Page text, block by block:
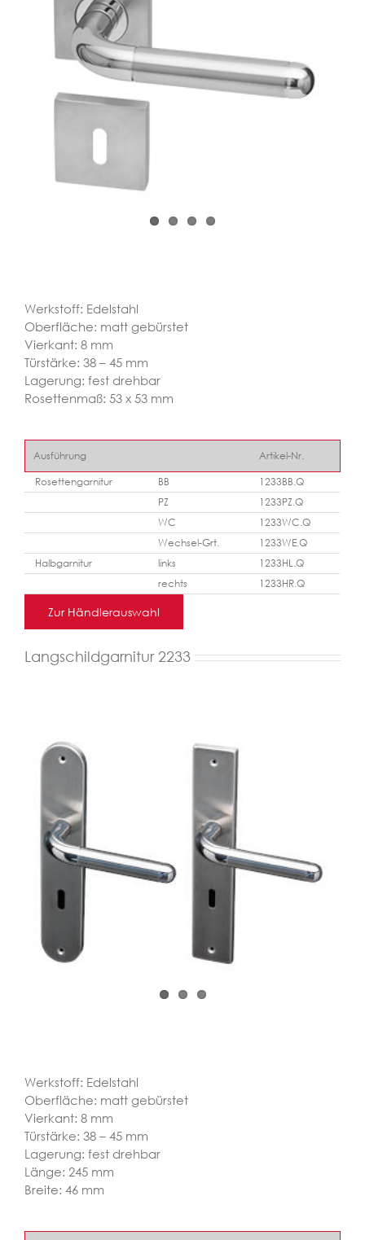
Werkstoff: Edelstahl
Oberfläche: matt gebürstet
Vierkant: 8 mm
Türstärke: 38 – 45 mm
Lagerung: fest drehbar
Rosettenmaß: 53 x 53 mm
Ausführung
Artikel-Nr.
Rosettengarnitur
BB
1233BB.Q
PZ
1233PZ.Q
WC
1233WC.Q
Wechsel-Grt.
1233WE.Q
Halbgarnitur
links
1233HL.Q
rechts
1233HR.Q
Zur Händlerauswahl
Langschildgarnitur 2233
Werkstoff: Edelstahl
Oberfläche: matt gebürstet
Vierkant: 8 mm
Türstärke: 38 – 45 mm
Lagerung: fest drehbar
Länge: 245 mm
Breite: 46 mm